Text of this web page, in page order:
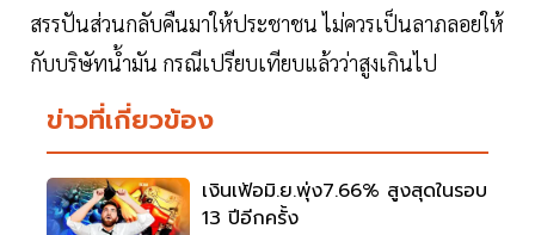
สรรปันส่วนกลับคืนมาให้ประชาชน ไม่ควรเป็นลาภลอยให้
กับบริษัทน้ำมัน กรณีเปรียบเทียบแล้วว่าสูงเกินไป
ข่าวที่เกี่ยวข้อง
เงินเฟ้อมิ.ย.พุ่ง7.66% สูงสุดในรอบ
13 ปีอีกครั้ง